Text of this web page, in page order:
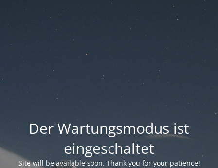
Der Wartungsmodus ist
eingeschaltet
Site will be available soon. Thank you for your patience!